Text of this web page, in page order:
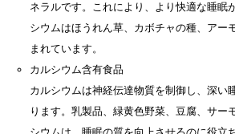
ネラルです。これにより、より快適な睡眠
シウムはほうれん草、カボチャの種、アー
まれています。
カルシウム含有食品
カルシウムは神経伝達物質を制御し、深い
ります。乳製品、緑黄色野菜、豆腐、サー